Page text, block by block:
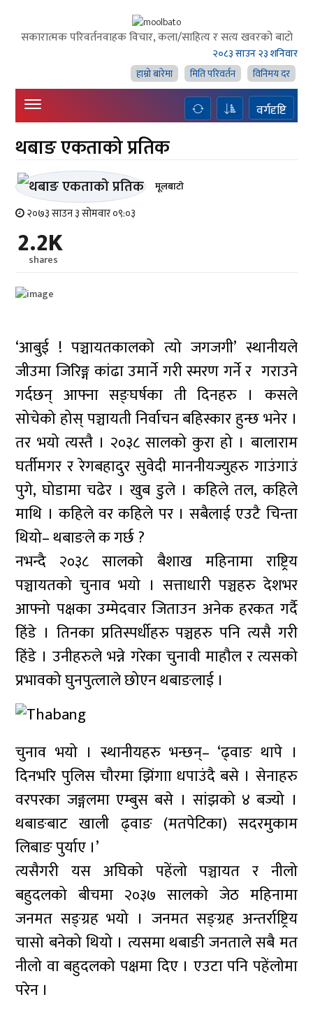
सकारात्मक परिवर्तनवाहक विचार, कला/साहित्य र सत्य खवरको बाटाे
२०८३ साउन २३ शनिवार
हाम्राे बारेमा
मिति परिवर्तन विनिमय दर
वर्गदृष्टि
थबाङ एकताको प्रतिक
मूलबाटाे
२०७३ साउन ३ सोमवार ०९:०३
2.2K
shares
‘आबुई ! पञ्चायतकालको त्यो जगजगी’ स्थानीयले
जीउमा जिरिङ्ग कांढा उमार्ने गरी स्मरण गर्ने र गराउने
गर्दछन् आफ्ना सङ्घर्षका ती दिनहरु । कसले
सोचेको होस् पञ्चायती निर्वाचन बहिस्कार हुन्छ भनेर ।
तर भयो त्यस्तै । २०३८ सालको कुरा हो । बालाराम
घर्तीमगर र रेगबहादुर सुवेदी माननीयज्युहरु गाउंगाउं
पुगे, घोडामा चढेर । खुब डुले । कहिले तल, कहिले
माथि । कहिले वर कहिले पर । सबैलाई एउटै चिन्ता
थियो– थबाङले क गर्छ ?
नभन्दै २०३८ सालको बैशाख महिनामा राष्ट्रिय
पञ्चायतको चुनाव भयो । सत्ताधारी पञ्चहरु देशभर
आफ्नो पक्षका उम्मेदवार जिताउन अनेक हरकत गर्दै
हिंडे । तिनका प्रतिस्पर्धीहरु पञ्चहरु पनि त्यसै गरी
हिंडे । उनीहरुले भन्ने गरेका चुनावी माहौल र त्यसको
प्रभावको घुनपुत्लाले छोएन थबाङलाई ।
चुनाव भयो । स्थानीयहरु भन्छन्– ‘ढ्वाङ थापे ।
दिनभरि पुलिस चौरमा झिंगाा धपाउंदै बसे । सेनाहरु
वरपरका जङ्गलमा एम्बुस बसे । सांझको ४ बज्यो ।
थबाङबाट खाली ढ्वाङ (मतपेटिका) सदरमुकाम
लिबाङ पुर्याए ।’
त्यसैगरी यस अघिको पहेंलो पञ्चायत र नीलो
बहुदलको बीचमा २०३७ सालको जेठ महिनामा
जनमत सङ्ग्रह भयो । जनमत सङ्ग्रह अन्तर्राष्ट्रिय
चासो बनेको थियो । त्यसमा थबाङी जनताले सबै मत
नीलो वा बहुदलको पक्षमा दिए । एउटा पनि पहेंलोमा
परेन ।